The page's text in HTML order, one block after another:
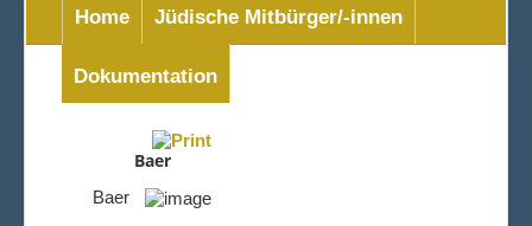
Home Jüdische Mitbürger/-innen
Dokumentation
Baer
Baer